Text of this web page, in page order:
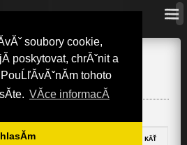
soubory cookie,
poskytovat, chrĂˇnit a
tohoto
VĂ­ce informacĂ­
KuliÄŤky (kov) 1,6mm
KÄŤ